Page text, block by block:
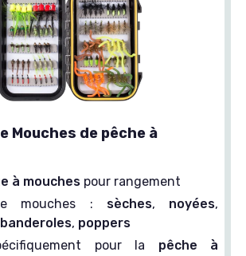
Mouches de pêche à
à mouches pour rangement
mouches : sèches, noyées,
banderoles, poppers
pour la pêche à